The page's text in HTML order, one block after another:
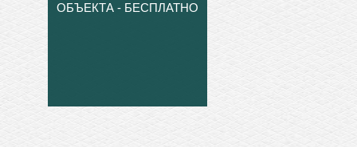
ОБЪЕКТА - БЕСПЛАТНО